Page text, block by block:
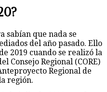
sabían que nada se
del año pasado. Ello
2019 cuando se realizó la
Consejo Regional (CORE)
Regional de
región.